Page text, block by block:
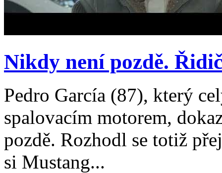
Nikdy není pozdě.
Pedro García (87), který
spalovacím motorem,
pozdě. Rozhodl se totiž
si Mustang...